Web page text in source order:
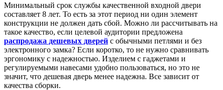
Минимальный срок службы качественной входной двери
составляет 8 лет. То есть за этот период ни один элемент
конструкции не должен дать сбой. Можно ли рассчитывать на
такое качество, если целевой аудитории предложена
распродажа дешевых дверей с обычными петлями и без
электронного замка? Если коротко, то не нужно сравнивать
эргономику с надежностью. Изделием с гаджетами и
регулируемыми навесами удобно пользоваться, но это не
значит, что дешевая дверь менее надежна. Все зависит от
качества сборки.